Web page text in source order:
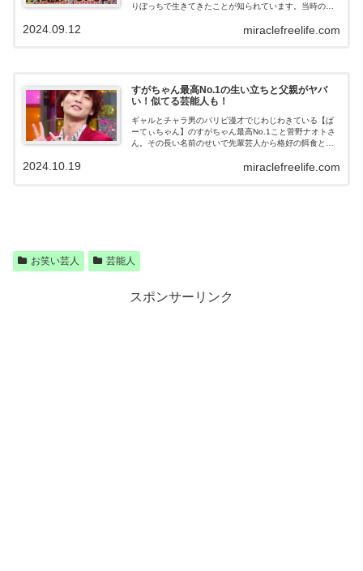
りぼっちで生きてきたことが知られています。当時の驚
まとめてみました！すがちゃん最高N...miraclefreelife.com
2024.09.12
すがちゃん最高No.1の生い立ちと父親がヤバ
い！似てる芸能人も！
ギャルとチャラ男のパリピ漫才でじわじわきている【ぱ
ーてぃちゃん】のすがちゃん最高No.1こと菅野ナオトさ
ん。その長い名前のせいで先輩芸人から格好の餌食とな
ゃ驚きなのです‼すがちゃん最高No....miraclefreelife.com
2024.10.19
お笑い芸人 芸能人
スポンサーリンク